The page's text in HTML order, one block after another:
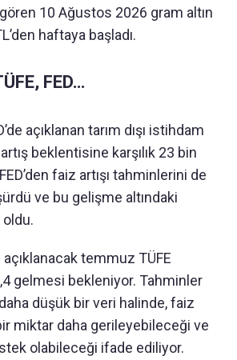
10 Ağustos 2026 gram altın
haftaya başladı.
FED…
açıklanan tarım dışı istihdam
beklentisine karşılık 23 bin
faiz artışı tahminlerini de
ve bu gelişme altındaki
temmuz TÜFE
gelmesi bekleniyor. Tahminler
düşük bir veri halinde, faiz
miktar daha gerileyebileceği ve
olabileceği ifade ediliyor.